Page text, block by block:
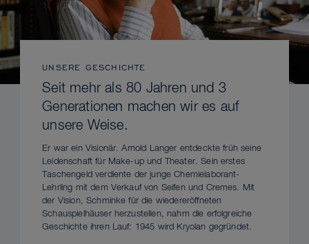
UNSERE GESCHICHTE
Seit mehr als 80 Jahren und 3
Generationen machen wir es auf
unsere Weise.
Er war ein Visionär. Arnold Langer entdeckte früh seine
Leidenschaft für Make-up und Theater. Sein erstes
Taschengeld verdiente der junge Chemielaborant-
Lehrling mit dem Verkauf von Seifen und Cremes. Mit
der Vision, Schminke für die wiedereröffneten
Schauspielhäuser herzustellen, nahm die erfolgreiche
Geschichte ihren Lauf: 1945 wird Kryolan gegründet.